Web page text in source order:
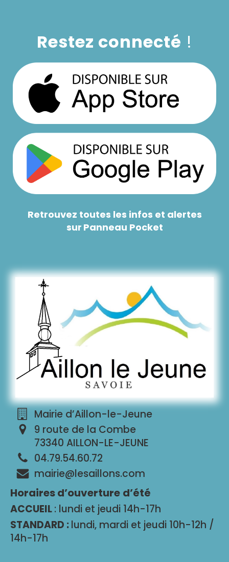
Restez connecté !
Retrouvez toutes les infos et alertes
sur Panneau Pocket
Mairie d’Aillon-le-Jeune
9 route de la Combe
73340 AILLON-LE-JEUNE
04.79.54.60.72
mairie@lesaillons.com
Horaires d’ouverture d’été
ACCUEIL: lundi et jeudi 14h-17h
STANDARD :lundi, mardi et jeudi 10h-12h /
14h-17h